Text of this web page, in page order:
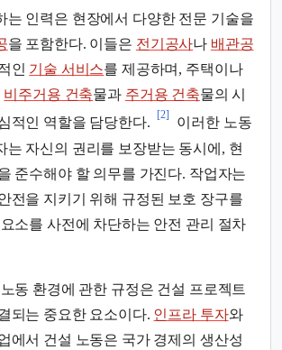
는 인력은 현장에서 다양한 전문 기술을
을 포함한다. 이들은 전기공사나 배관공
인 기술 서비스를 제공하며, 주택이나
비주거용 건축물과 주거용 건축물의 시
적인 역할을 담당한다.
[2]
이러한 노동
는 자신의 권리를 보장받는 동시에, 현
준수해야 할 의무를 가진다. 작업자는
전을 지키기 위해 규정된 보호 장구를
소를 사전에 차단하는 안전 관리 절차
동 환경에 관한 규정은 건설 프로젝트
되는 중요한 요소이다. 인프라 투자와
에서 건설 노동은 국가 경제의 생산성